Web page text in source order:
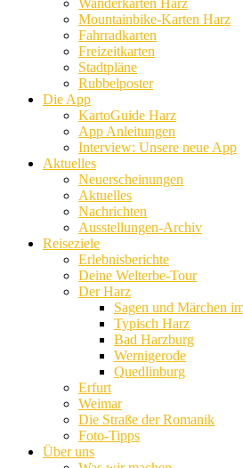
Mountainbike-Karten Harz
Fahrradkarten
Freizeitkarten
Stadtpläne
Rubbelposter
Die App
KartoGuide Harz
App Anleitungen
Interview: Unsere neue App
Aktuelles
Neuerscheinungen
Aktuelles
Nachrichten
Ausstellungen-Archiv
Reiseziele
Erlebnisberichte
Deine Welterbe-Tour
Der Harz
Sagen und Märchen
Typisch Harz
Bad Harzburg
Wernigerode
Quedlinburg
Erfurt
Weimar
Die Straße der Romanik
Foto-Tipps
Über uns